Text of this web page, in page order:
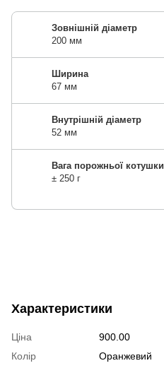
Зовнішній діаметр
200 мм
Ширина
67 мм
Внутрішній діаметр
52 мм
Вага порожньої котушки
± 250 г
Характеристики
Ціна
900.00
Колір
Оранжевий